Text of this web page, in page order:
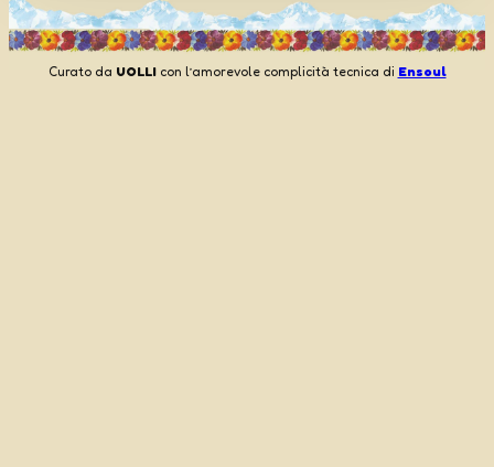
Curato da UOLLIcon l’amorevole complicità tecnica di Ensoul